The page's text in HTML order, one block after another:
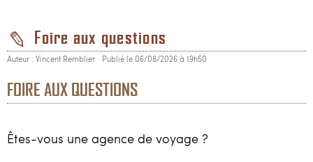
Raids 4x4
Loisirs
Foire aux questions
Auteur : Vincent Remblier Publié le 06/08/2026 à 19h50
FOIRE AUX QUESTIONS
Êtes-vous une agence de voyage ?